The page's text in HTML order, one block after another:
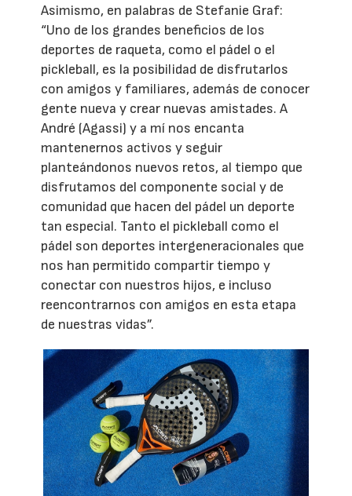
Asimismo, en palabras de Stefanie Graf:
“Uno de los grandes beneficios de los
deportes de raqueta, como el pádel o el
pickleball, es la posibilidad de disfrutarlos
con amigos y familiares, además de conocer
gente nueva y crear nuevas amistades. A
André (Agassi) y a mí nos encanta
mantenernos activos y seguir
planteándonos nuevos retos, al tiempo que
disfrutamos del componente social y de
comunidad que hacen del pádel un deporte
tan especial. Tanto el pickleball como el
pádel son deportes intergeneracionales que
nos han permitido compartir tiempo y
conectar con nuestros hijos, e incluso
reencontrarnos con amigos en esta etapa
de nuestras vidas”.